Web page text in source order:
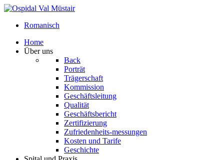
Romanisch
Home
Über uns
Back
Porträt
Trägerschaft
Kommission
Geschäftsleitung
Qualität
Geschäftsbericht
Zertifizierung
Zufriedenheits-messungen
Kosten und Tarife
Geschichte